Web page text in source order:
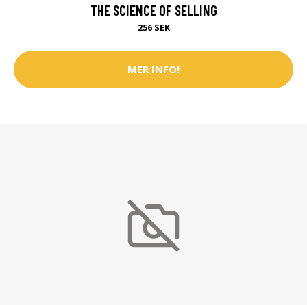
THE SCIENCE OF SELLING
256 SEK
MER INFO!